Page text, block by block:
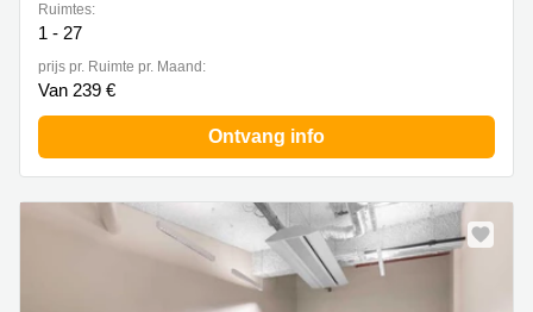
Ruimtes:
1 - 27
prijs pr. Ruimte pr. Maand:
Van 239 €
Ontvang info